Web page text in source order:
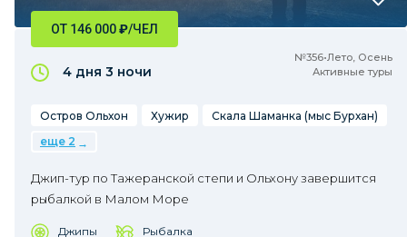
№356•Лето, Осень
Активные туры
ОТ 146 000₽/ЧЕЛ
4 дня 3 ночи
Остров Ольхон Хужир
Скала Шаманка (мыс Бурхан)
еще 2
Джип-тур по Тажеранской степи и Ольхону завершится
рыбалкой в Малом Море
Джипы Рыбалка